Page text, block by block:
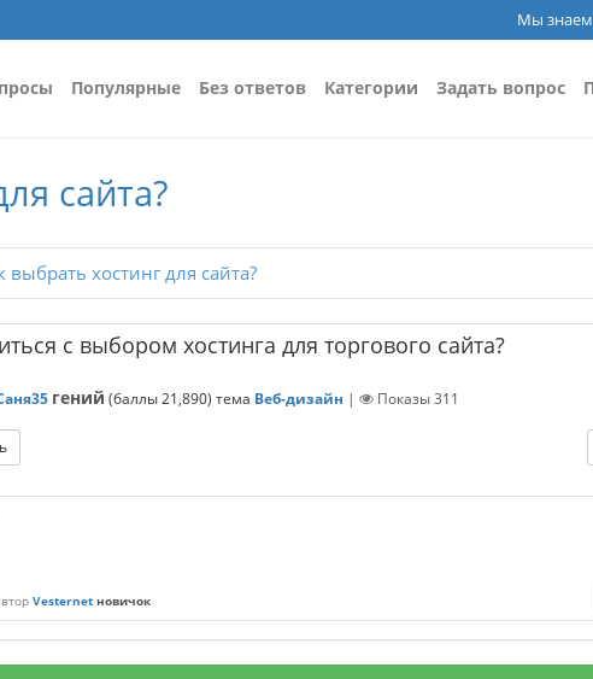
Мы знаем
Популярные Без ответов Категории Задать вопрос
сайта?
выбрать хостинг для сайта?
с выбором хостинга для торгового сайта?
гений (баллы21,890) тема Веб-дизайн | Показы311
Vesternet новичок